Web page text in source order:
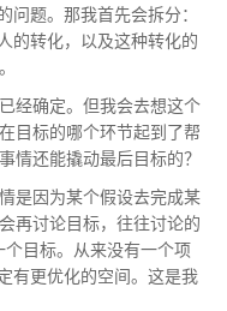
题。那我首先会拆分：
的转化，以及这种转化的
经确定。但我会去想这个
目标的哪个环节起到了帮
情还能撬动最后目标的？
是因为某个假设去完成某
再讨论目标，往往讨论的
目标。从来没有一个项
有更优化的空间。这是我